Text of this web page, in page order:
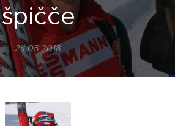
špičče
24.08.2018